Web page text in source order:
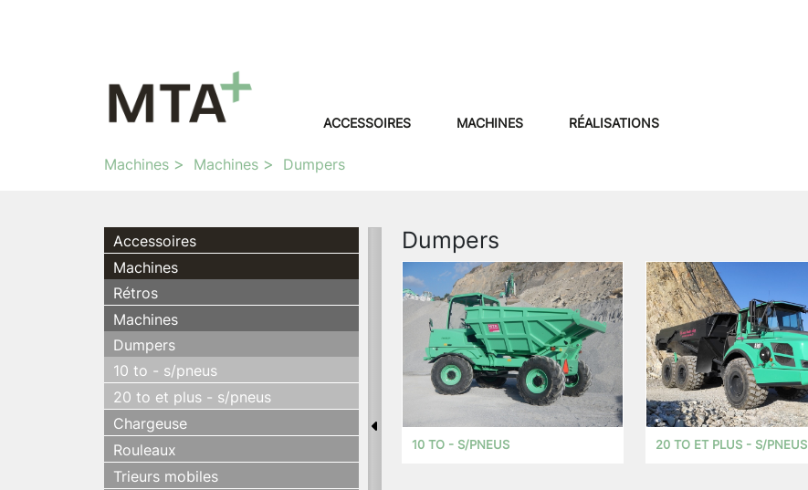
ACCESSOIRES MACHINES RÉALISATIONS
Machines Machines Dumpers
Accessoires
Machines
Rétros
Machines
Dumpers
10 to - s/pneus
20 to et plus - s/pneus
Chargeuse
Rouleaux
Trieurs mobiles
Dumpers
10 TO - S/PNEUS 20 TO ET PLUS - S/PNEUS